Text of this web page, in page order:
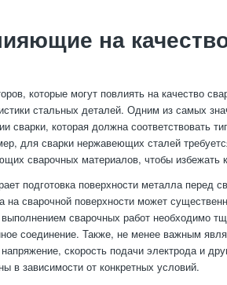
на
которые могут повлиять на качество
стальных деталей. Одним из самых
сварки, которая должна соответствовать
для сварки нержавеющих сталей
сварочных материалов, чтобы
подготовка поверхности металла перед
сварочной поверхности может
сварочных работ необходимо
соединение. Также, не менее важным
скорость подачи электрода и
в зависимости от конкретных условий.